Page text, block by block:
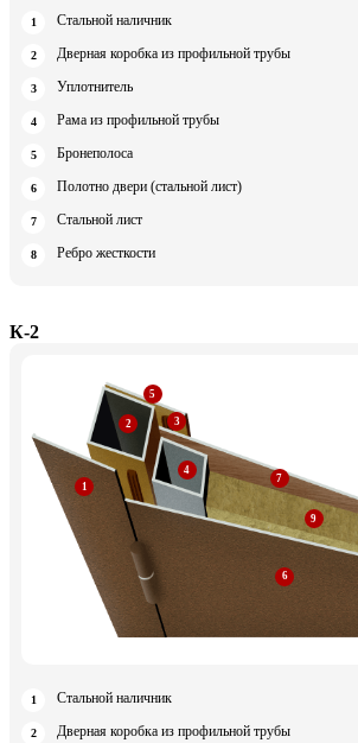
Стальной наличник
Дверная коробка из профильной трубы
Уплотнитель
Рама из профильной трубы
Бронеполоса
Полотно двери (стальной лист)
Стальной лист
Ребро жесткости
К-2
Стальной наличник
Дверная коробка из профильной трубы